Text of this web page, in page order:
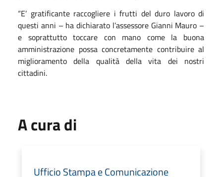
“E’ gratificante raccogliere i frutti del duro lavoro di
questi anni – ha dichiarato l’assessore Gianni Mauro –
e soprattutto toccare con mano come la buona
amministrazione possa concretamente contribuire al
miglioramento della qualità della vita dei nostri
cittadini.
A cura di
Ufficio Stampa e Comunicazione